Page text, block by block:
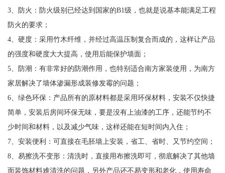
3、防火：防火级别已经达到国家的B1级，也就是说基本能满足工程
防火的要求；
4、硬度：采用竹木纤维，并经过高温压制复合而成的，这样让产品
的强度和硬度大大提高，使用后能保护墙面；
5、防潮：有非常好的防潮作用，也特别适合南方家装使用，为南方
家居解决了墙体渗漏形成装修发霉的问题；
6、绿色环保：产品所有的原材料都是采用环保材料，安装不仅快捷
简单，安装后房间环保无味，要是没有上油漆的工序，还能节约不
少时间和材料，以及减少气味，这样还能在短时间内入住；
7、安装便利：可直接在毛胚墙上安装，省工、省时、又节约空间；
8、易擦洗不变形：清洗时，直接用布擦洗即可，彻底解决了其他墙
面装饰材料难清洗的问题，另外产品还不易变形和老化，使用寿命